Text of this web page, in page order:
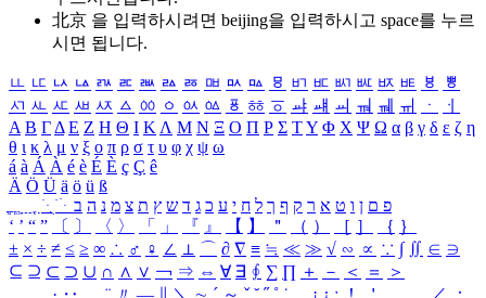
北京 을 입력하시려면 beijing을 입력하시고 space를 누르
시면 됩니다.
ㅥ ㅦ ㅧ ㅨ ㅩ ㅪ ㅫ ㅬ ㅭ ㅮ ㅯ ㅰ ㅱ ㅲ ㅳ ㅴ ㅵ ㅶ ㅷ ㅸ
ㅹ
ㅺ ㅻ ㅼ ㅽ ㅾ ㅿ ㆀ ㆁ ㆂ ㆃ ㆄ ㆅ ㆆ ㆇ ㆈ ㆉ ㆊ ㆋ ㆌ ㆍ
ㆎ
Α Β ΓΔ Ε Ζ Η Θ Ι ΚΛ Μ Ν Ξ Ο Π Ρ Σ ΤΥ Φ Χ Ψ Ω α β γ δ ε ζ η
θ ι κ λ μ ν ξ ο π ρ σ τ υ φ χ ψ ω
á à Á À é è É È ç Ç ê
Ä Ö Ü ä ö ü ß
ִֶֹ ֻּ ׁׂ פ ם ן ו ט א ר ק ף ך ל ח י ע כ ג ד ש ץ ת צ מ נ ה ב
‘ ’ “ ” 〔 〕 〈 〉 「 」 『 』 【 】 ＂ （ ） ［ ］ ｛ ｝
± × ÷ ≠ ≤ ≥ ∞ ∴ ♂ ♀ ∠ ⊥ ⌒ ∂ ∇ ≡ ≒ ≪ ≫ √ ∽ ∝ ∵ ∫ ∬ ∈ ∋
⊆ ⊇ ⊂ ⊃ ∪ ∩ ∧ ∨ ￢ ⇒ ⇔ ∀ ∃ ∮ ∑ ∏ ＋ － ＜ ＝
＞